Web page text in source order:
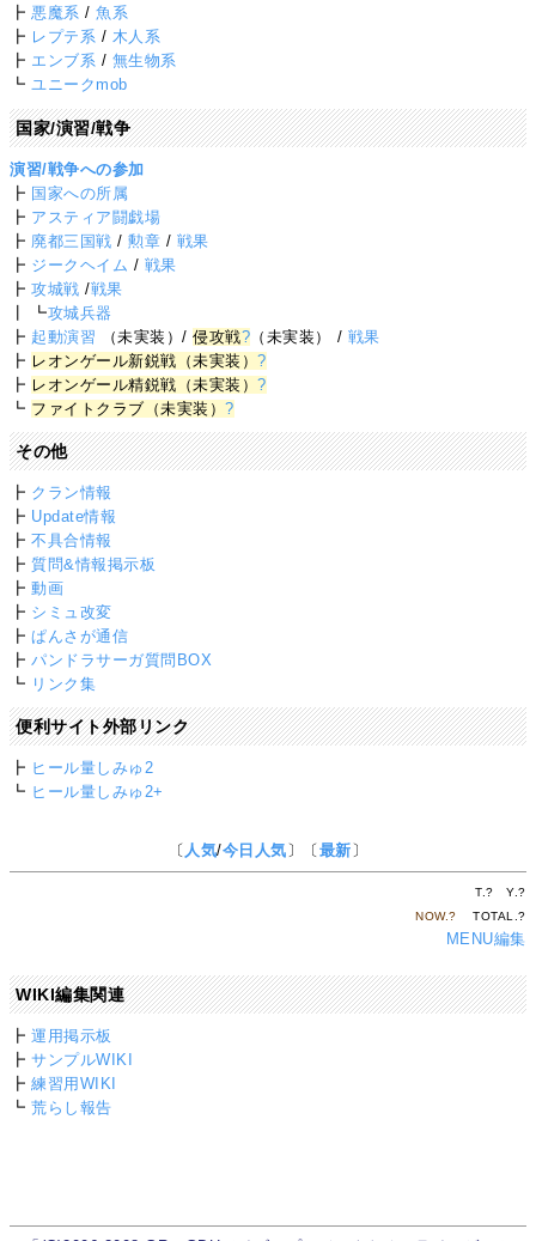
┣悪魔系 /魚系
┣ レプテ系 / 木人系
┣ エンブ系 / 無生物系
┗ユニークmob
国家/演習/戦争
演習/戦争への参加
┣ 国家への所属
┣ アスティア闘戯場
┣ 廃都三国戦 /勲章 / 戦果
┣ ジークヘイム / 戦果
┣攻城戦 /戦果
┃ ┗攻城兵器
┣ 起動演習 （未実装）/侵攻戦? （未実装） / 戦果
┣ レオンゲール新鋭戦（未実装）?
┣ レオンゲール精鋭戦（未実装）?
┗ ファイトクラブ（未実装）?
その他
┣ クラン情報
┣ Update情報
┣不具合情報
┣質問&情報掲示板
┣動画
┣ シミュ改変
┣ぱんさが通信
┣パンドラサーガ質問BOX
┗ リンク集
便利サイト外部リンク
┣ ヒール量しみゅ2
┗ ヒール量しみゅ2+
〔 人気/今日人気 〕〔 最新 〕
T.? Y.?
NOW.? TOTAL.?
MENU編集
WIKI編集関連
┣運用掲示板
┣サンプルWIKI
┣練習用WIKI
┗荒らし報告